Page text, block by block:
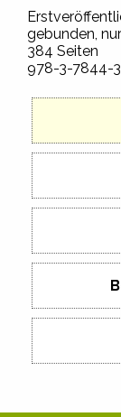
gebunden,
384 Seiten
978-3-7844-